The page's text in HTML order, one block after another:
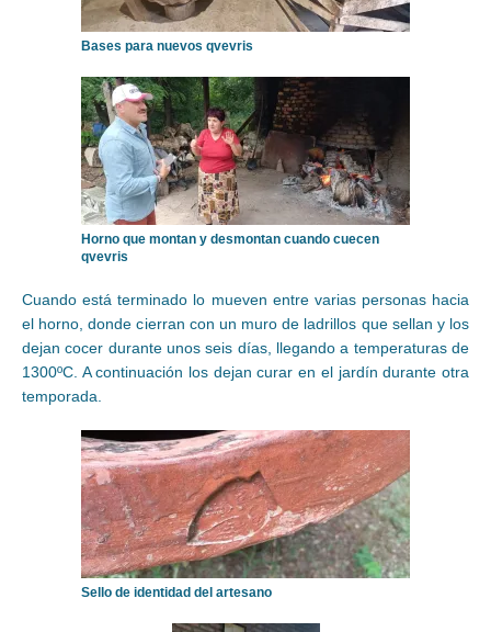
Bases para nuevos qvevris
Horno que montan y desmontan cuando cuecen
qvevris
Cuando está terminado lo mueven entre varias personas hacia
el horno, donde cierran con un muro de ladrillos que sellan y los
dejan cocer durante unos seis días, llegando a temperaturas de
1300ºC. A continuación los dejan curar en el jardín durante otra
temporada.
Sello de identidad del artesano